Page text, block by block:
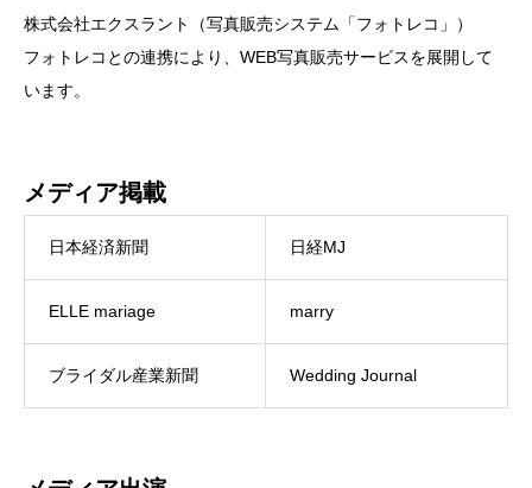
株式会社エクスラント（写真販売システム「フォトレコ」）
フォトレコとの連携により、WEB写真販売サービスを展開して
います。
メディア掲載
日本経済新聞 日経MJ
ELLE mariage marry
ブライダル産業新聞 Wedding Journal